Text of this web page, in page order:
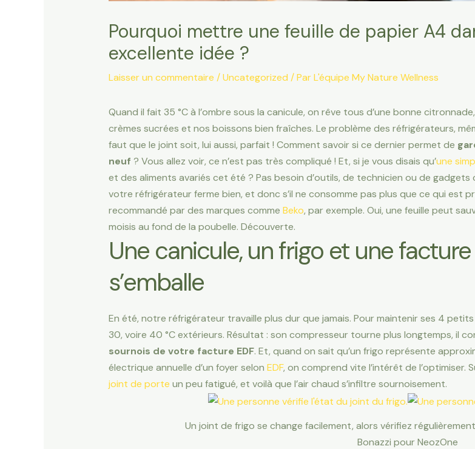
Pourquoi mettre une feuille de papier A4
excellente idée ?
Laisser un commentaire /Uncategorized / ParL'équipe My Nature Wellness
Quand il fait 35 °C à l’ombre sous la canicule, on rêve tous d’une bonne
crèmes sucrées et nos boissons bien fraîches. Le problème des réfrigérateurs,
faut que le joint soit, lui aussi, parfait ! Comment savoir si ce dernier permet de
neuf ? Vous allez voir, ce n’est pas très compliqué ! Et, si je vous disais qu’une
et des aliments avariés cet été ? Pas besoin d’outils, de technicien ou de
votre réfrigérateur ferme bien, et donc s’il ne consomme pas plus que ce qui est
recommandé par des marques comme Beko, par exemple. Oui, une feuille peut
moisis au fond de la poubelle. Découverte.
Une canicule, un frigo et une
s’emballe
En été, notre réfrigérateur travaille plus dur que jamais. Pour maintenir ses 4
30, voire 40 °C extérieurs. Résultat : son compresseur tourne plus longtemps, il
sournois de votre facture EDF. Et, quand on sait qu’un frigo représente
électrique annuelle d’un foyer selon EDF, on comprend vite l’intérêt de
joint de porte un peu fatigué, et voilà que l’air chaud s’infiltre sournoisement.
Un joint de frigo se change facilement, alors vérifiez
Bonazzi pour NeozOne